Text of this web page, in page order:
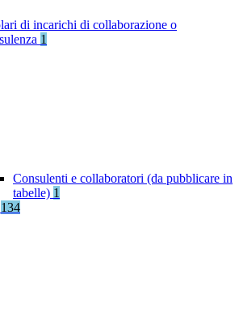
di incarichi di collaborazione o
1
Consulenti e collaboratori (da pubblicare in
tabelle) 1
134